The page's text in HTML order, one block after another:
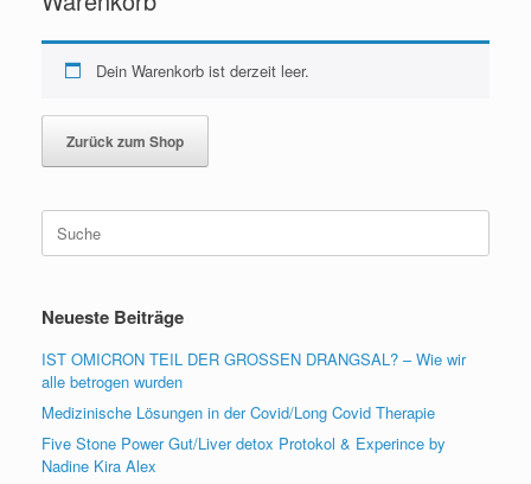
Dein Warenkorb ist derzeit leer.
Zurück zum Shop
Suche
nach:
Neueste Beiträge
IST OMICRON TEIL DER GROSSEN DRANGSAL? – Wie wir
alle betrogen wurden
Medizinische Lösungen in der Covid/Long Covid Therapie
Five Stone Power Gut/Liver detox Protokol & Experince by
Nadine Kira Alex